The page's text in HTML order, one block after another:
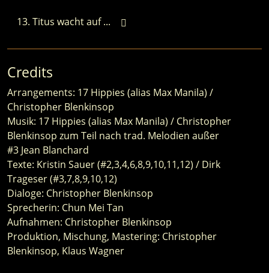
Titus wacht auf ...
Credits
Arrangements: 17 Hippies (alias Max Manila) /
Christopher Blenkinsop
Musik: 17 Hippies (alias Max Manila) / Christopher
Blenkinsop zum Teil nach trad. Melodien außer
#3 Jean Blanchard
Texte: Kristin Sauer (#2,3,4,6,8,9,10,11,12) / Dirk
Trageser (#3,7,8,9,10,12)
Dialoge: Christopher Blenkinsop
Sprecherin: Chun Mei Tan
Aufnahmen: Christopher Blenkinsop
Produktion, Mischung, Mastering: Christopher
Blenkinsop, Klaus Wagner